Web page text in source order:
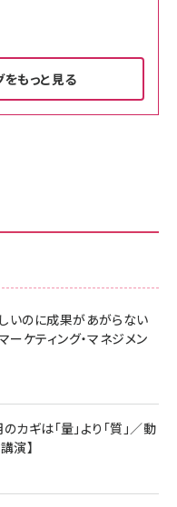
もっと見る
06/24号 No.2500増刊
[王道エンタメの矜持／
07/08号 No.2502[2026
億貯めた株式投資
ー保証5年 KLMEA128G
ム iPhone 17 用 保護フィ
(6.3インチ) 対応
クティブノイズキャンセリ
ー保証5年 KLMEA128G
ド - Amazonロゴ - クラ
USB-C & USB-C
ミッドナイトブラック)
いのに成果があがらない
ケティング・マネジメン
ギは「量」より「質」／動
演】